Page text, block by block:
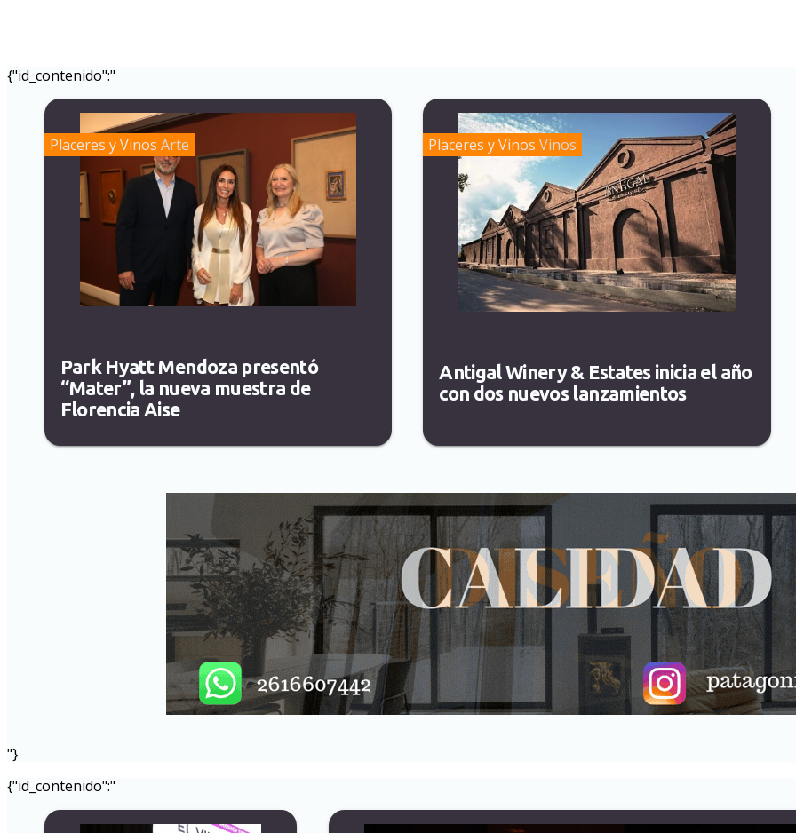
{"id_contenido":"
Placeres y Vinos Vinos
Antigal Winery & Estates inicia el año
con dos nuevos lanzamientos
Placeres y Vinos Arte
Park Hyatt Mendoza presentó
“Mater”, la nueva muestra de
Florencia Aise
"}
{"id_contenido":"